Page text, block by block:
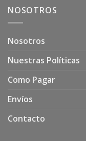
NOSOTROS
Nosotros
Nuestras Políticas
Como Pagar
Envíos
Contacto